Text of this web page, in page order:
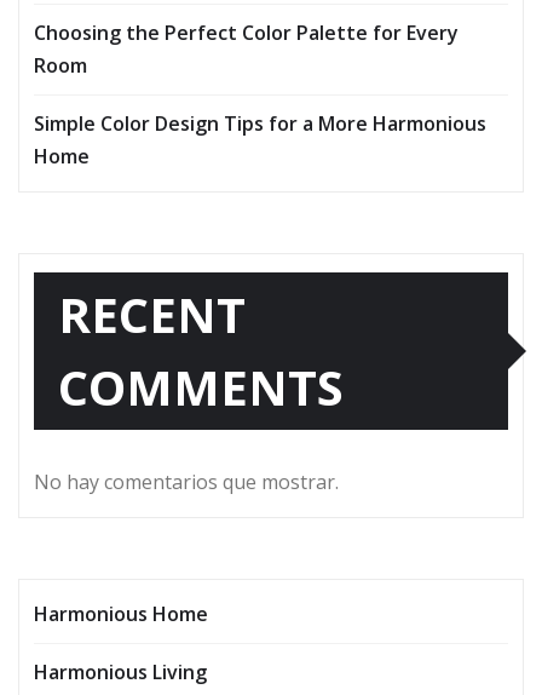
Choosing the Perfect Color Palette for Every
Room
Simple Color Design Tips for a More Harmonious
Home
RECENT
COMMENTS
No hay comentarios que mostrar.
Harmonious Home
Harmonious Living